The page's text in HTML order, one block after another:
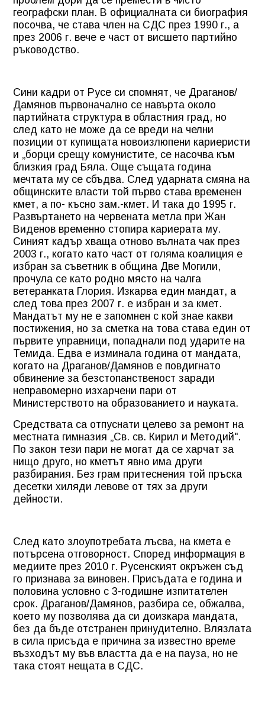
географски план. В официалната си биография
посочва, че става член на СДС през 1990 г., а
през 2006 г. вече е част от висшето партийно
ръководство.
Сини кадри от Русе си спомнят, че Драганов/
Дамянов първоначално се навърта около
партийната структура в областния град, но
след като не може да се вреди на челни
позиции от купищата новоизлюпени кариеристи
и „борци срещу комунистите, се насочва към
близкия град Бяла. Още същата година
мечтата му се сбъдва. След ударната смяна на
общинските власти той първо става временен
кмет, а по- късно зам.-кмет. И така до 1995 г.
Развъртането на червената метла при Жан
Виденов временно стопира кариерата му.
Синият кадър хваща отново вълната чак през
2003 г., когато като част от голяма коалиция е
избран за съветник в община Две Могили,
прочула се като родно място на чалга
ветеранката Глория. Изкарва един мандат, а
след това през 2007 г. е избран и за кмет.
Мандатът му не е запомнен с кой знае какви
постижения, но за сметка на това става един от
първите управници, попаднали под ударите на
Темида. Едва е изминала година от мандата,
когато на Драганов/Дамянов е повдигнато
обвинение за безстопанственост заради
неправомерно изхарчени пари от
Министерството на образованието и науката.
Средствата са отпуснати целево за ремонт на
местната гимназия „Св. св. Кирил и Методий".
По закон тези пари не могат да се харчат за
нищо друго, но кметът явно има други
разбирания. Без грам притеснения той пръска
десетки хиляди левове от тях за други
дейности.
След като злоупотребата лъсва, на кмета е
потърсена отговорност. Според информация в
медиите през 2010 г. Русенският окръжен съд
го признава за виновен. Присъдата е година и
половина условно с 3-годишне изпитателен
срок. Драганов/Дамянов, разбира се, обжалва,
което му позволява да си доизкара мандата,
без да бъде отстранен принудително. Влязлата
в сила присъда е причина за известно време
възходът му във властта да е на пауза, но не
така стоят нещата в СДС.